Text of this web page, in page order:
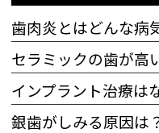
銀歯がしみる原因は